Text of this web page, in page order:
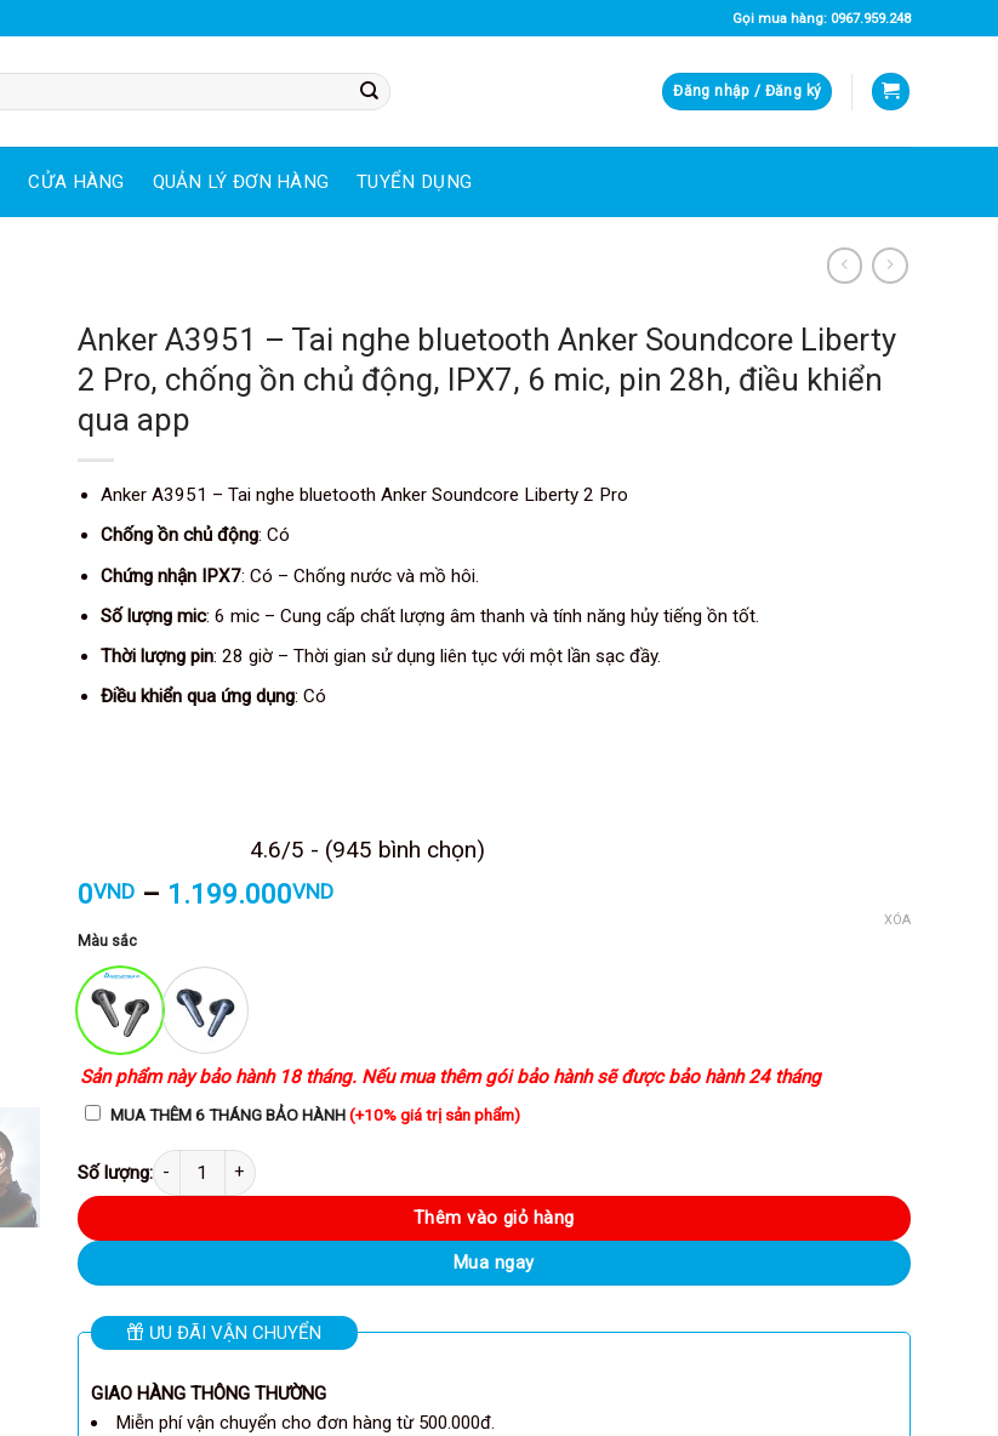
Gọi mua hàng: 0967.959.248
Đăng nhập / Đăng ký
CỬA HÀNG QUẢN LÝ ĐƠN HÀNG TUYỂN DỤNG
Anker A3951 – Tai nghe bluetooth Anker Soundcore Liberty
2 Pro, chống ồn chủ động, IPX7, 6 mic, pin 28h, điều khiển
qua app
Anker A3951 – Tai nghe bluetooth Anker Soundcore Liberty 2 Pro
Chống ồn chủ động: Có
Chứng nhận IPX7: Có – Chống nước và mồ hôi.
Số lượng mic: 6 mic – Cung cấp chất lượng âm thanh và tính năng hủy tiếng ồn tốt.
Thời lượng pin: 28 giờ – Thời gian sử dụng liên tục với một lần sạc đầy.
Điều khiển qua ứng dụng: Có
4.6/5 - (945 bình chọn)
0VND – 1.199.000VNDKhoảng
Màu sắc
XÓA
Sản phẩm này bảo hành 18 tháng. Nếu mua thêm gói bảo hành sẽ được bảo hành 24 tháng
MUA THÊM 6 THÁNG BẢO HÀNH(+10% giá trị sản phẩm)
Anker A3951 - Tai nghe bluetooth Anker Soundcore Liberty 2 Pro, chống ồn chủ động, IPX7, 6 mic, pin 28h, điều khiển qua app
Thêm vào giỏ hàng
Mua ngay
ƯU ĐÃI VẬN CHUYỂN
GIAO HÀNG THÔNG THƯỜNG
Miễn phí vận chuyển cho đơn hàng từ 500.000đ.